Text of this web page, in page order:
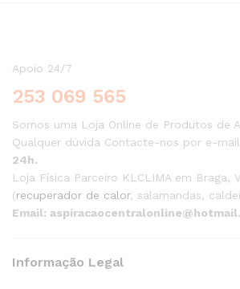
Apoio 24/7
253 069 565
Somos uma Loja Online de Produtos de
Qualquer dúvida Contacte-nos por e-
24h.
Loja Física Parceiro KLCLIMA em Braga,
(recuperador de calor, salamandas,
Email:
Informação Legal